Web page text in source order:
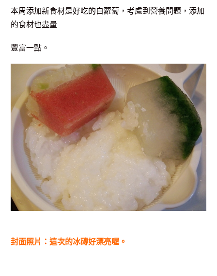
本周添加新食材是好吃的白蘿蔔，考慮到營養問題，添加
的食材也盡量
豐富一點。
封面照片：這次的冰磚好漂亮喔。